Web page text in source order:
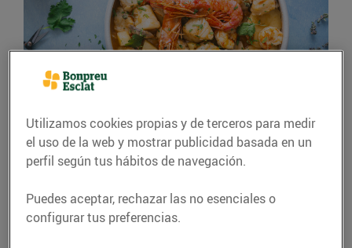
RECETAS
Caldereta de peix amb
gambes, bolets i pomes
Per a 4 persones
Utilizamos cookies propias y de terceros para medir
el uso de la web y mostrar publicidad basada en un
perfil según tus hábitos de navegación.
Puedes aceptar, rechazar las no esenciales o
configurar tus preferencias.